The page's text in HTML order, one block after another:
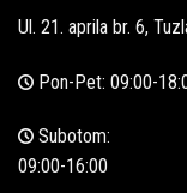
Ul. 21. aprila br. 6,
Pon-Pet: 09:00-
Subotom:
09:00-16:00